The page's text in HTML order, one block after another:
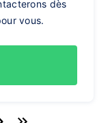
dès
vous.